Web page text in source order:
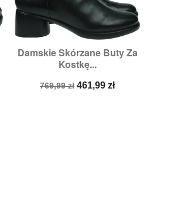
Damskie Skórzane Buty Za
Kostkę...
Cena
769,99 zł Cena
461,99 zł
Szybki podgląd
Rozmiary:40